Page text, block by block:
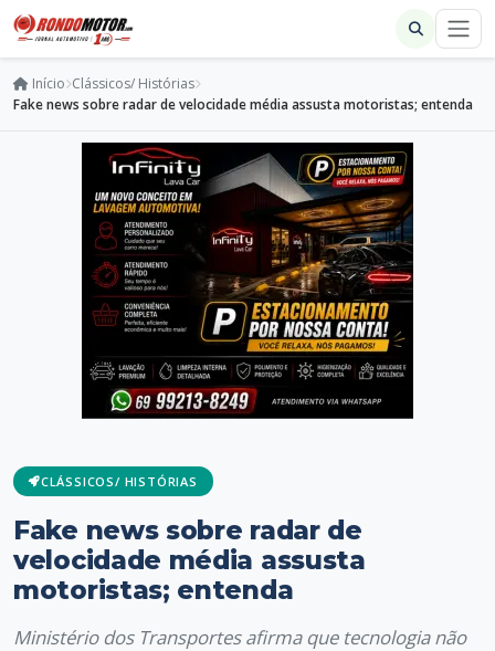
Início Clássicos/ Histórias
Fake news sobre radar de velocidade média assusta motoristas; entenda
CLÁSSICOS/ HISTÓRIAS
Fake news sobre radar de
velocidade média assusta
motoristas; entenda
Ministério dos Transportes afirma que tecnologia não